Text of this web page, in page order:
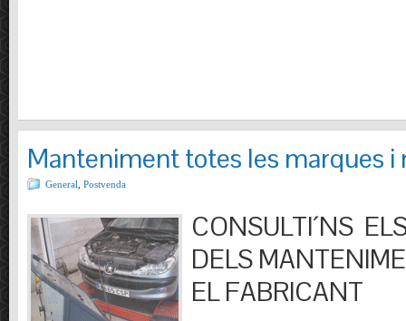
Manteniment totes les marques i
General Postvenda
CONSULTI´NS
DELS
EL FABRICANT